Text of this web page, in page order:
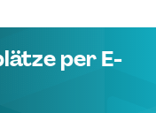
per E-